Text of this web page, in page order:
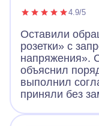
4.9/5
Оставили
розетки» с
напряжения».
объяснил
выполнил
приняли без